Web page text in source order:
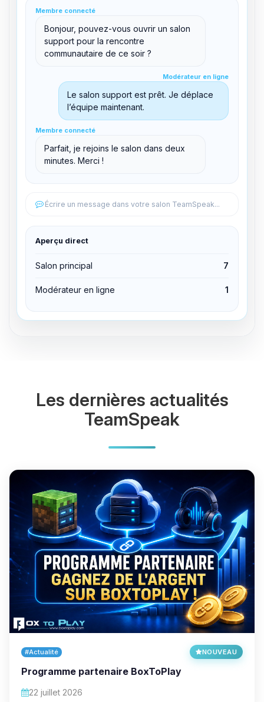
Membre connecté
Bonjour, pouvez-vous ouvrir un salon
support pour la rencontre
communautaire de ce soir ?
Modérateur en ligne
Le salon support est prêt. Je déplace
l’équipe maintenant.
Membre connecté
Parfait, je rejoins le salon dans deux
minutes. Merci !
Écrire un message dans votre salon TeamSpeak...
Aperçu direct
Salon principal 7
Modérateur en ligne 1
clid 42
Modérateur en ligne
support@boxtoplay.com
Salon principal
Éditer les permissions
Expulser du canal
Les dernières actualités
TeamSpeak
#Actualité NOUVEAU
Programme partenaire BoxToPlay
22 juillet 2026